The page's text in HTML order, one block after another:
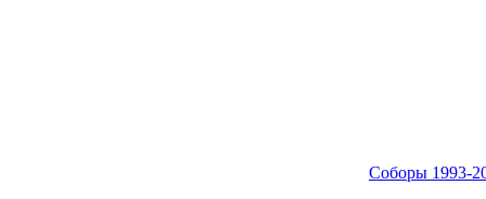
Соборы 1993-